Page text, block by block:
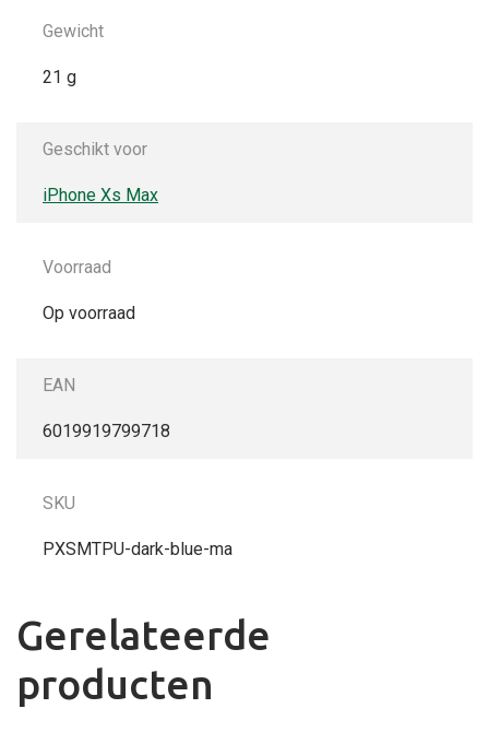
Gewicht
21 g
Geschikt voor
iPhone Xs Max
Voorraad
Op voorraad
EAN
6019919799718
SKU
PXSMTPU-dark-blue-ma
Gerelateerde
producten